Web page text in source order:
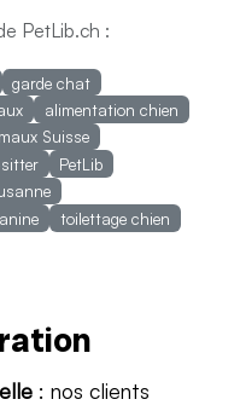
PetLib.ch :
garde chat
alimentation chien
Suisse
PetLib
toilettage chien
: nos clients